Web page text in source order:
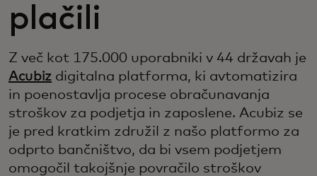
plačili
Z več kot 175.000 uporabniki v 44 državah je
Acubiz digitalna platforma, ki avtomatizira
in poenostavlja procese obračunavanja
stroškov za podjetja in zaposlene. Acubiz se
je pred kratkim združil z našo platformo za
odprto bančništvo, da bi vsem podjetjem
omogočil takojšnje povračilo stroškov